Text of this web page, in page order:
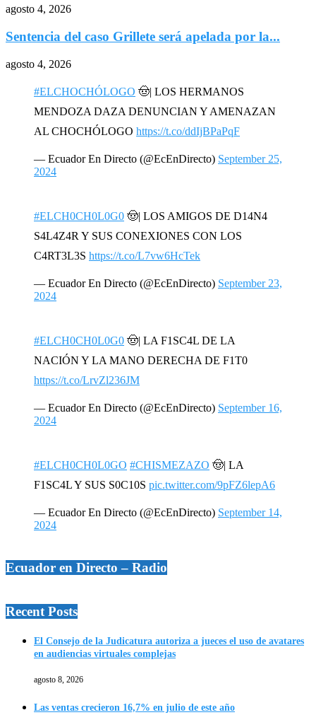
agosto 4, 2026
Sentencia del caso Grillete será apelada por la...
agosto 4, 2026
#ELCHOCHÓLOGO 🤠| LOS HERMANOS
MENDOZA DAZA DENUNCIAN Y AMENAZAN
AL CHOCHÓLOGO https://t.co/ddIjBPaPqF
— Ecuador En Directo (@EcEnDirecto) September 25,
2024
#ELCH0CH0L0G0 🤠| LOS AMIGOS DE D14N4
S4L4Z4R Y SUS CONEXIONES CON LOS
C4RT3L3S https://t.co/L7vw6HcTek
— Ecuador En Directo (@EcEnDirecto) September 23,
2024
#ELCH0CH0L0G0 🤠| LA F1SC4L DE LA
NACIÓN Y LA MANO DERECHA DE F1T0
https://t.co/LrvZl236JM
— Ecuador En Directo (@EcEnDirecto) September 16,
2024
#ELCH0CH0L0GO #CHISMEZAZO 🤠| LA
F1SC4L Y SUS S0C10S pic.twitter.com/9pFZ6lepA6
— Ecuador En Directo (@EcEnDirecto) September 14,
2024
Ecuador en Directo – Radio
Recent Posts
El Consejo de la Judicatura autoriza a jueces el uso de avatares
en audiencias virtuales complejas
agosto 8, 2026
Las ventas crecieron 16,7% en julio de este año